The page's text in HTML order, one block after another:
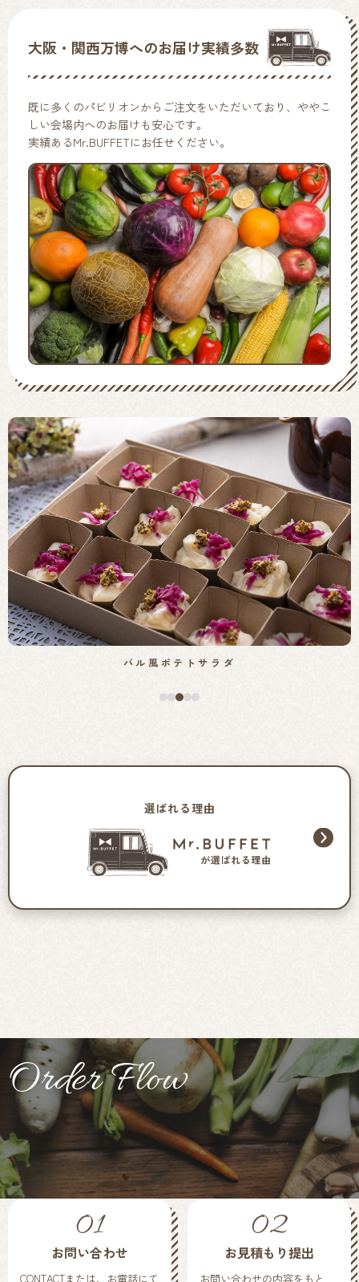
大阪・関西万博へのお届け実績多数
既に多くのパビリオンからご注文をいただいており、ややこ
しい会場内へのお届けも安心です。
実績あるMr.BUFFETにお任せください。
やみつき野菜スティック
選ばれる理由
Order Flow
01
お問い合わせ
CONTACTまたは、お電話にて
02
お見積もり提出
お問い合わせの内容をもと